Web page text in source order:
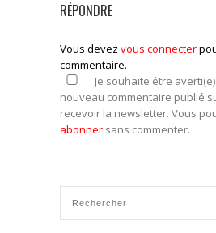
RÉPONDRE
Vous devez vous connecter
commentaire.
Je souhaite être
nouveau commentaire publié
recevoir la newsletter. Vous
abonner sans commenter.